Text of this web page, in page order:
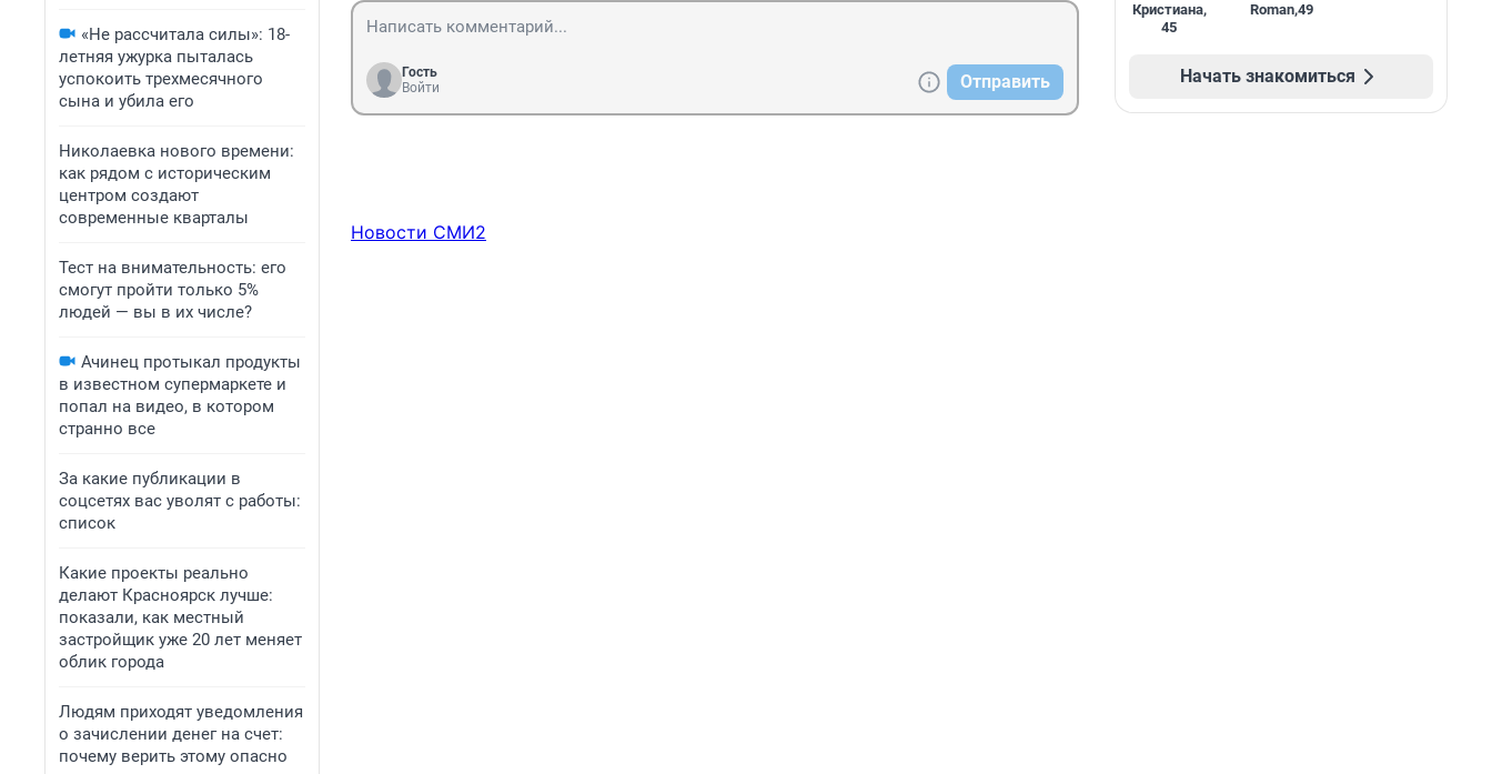
«Не рассчитала силы»: 18-
летняя ужурка пыталась
успокоить трехмесячного
сына и убила его
Николаевка нового времени:
как рядом с историческим
центром создают
современные кварталы
Тест на внимательность: его
смогут пройти только 5%
людей — вы в их числе?
Ачинец протыкал продукты
в известном супермаркете и
попал на видео, в котором
странно все
За какие публикации в
соцсетях вас уволят с работы:
список
Какие проекты реально
делают Красноярск лучше:
показали, как местный
застройщик уже 20 лет меняет
облик города
Людям приходят уведомления
о зачислении денег на счет:
почему верить этому опасно
Гость
Войти
Отправить
Новости СМИ2
Кристиана,
45
Roman,49
Начать знакомиться